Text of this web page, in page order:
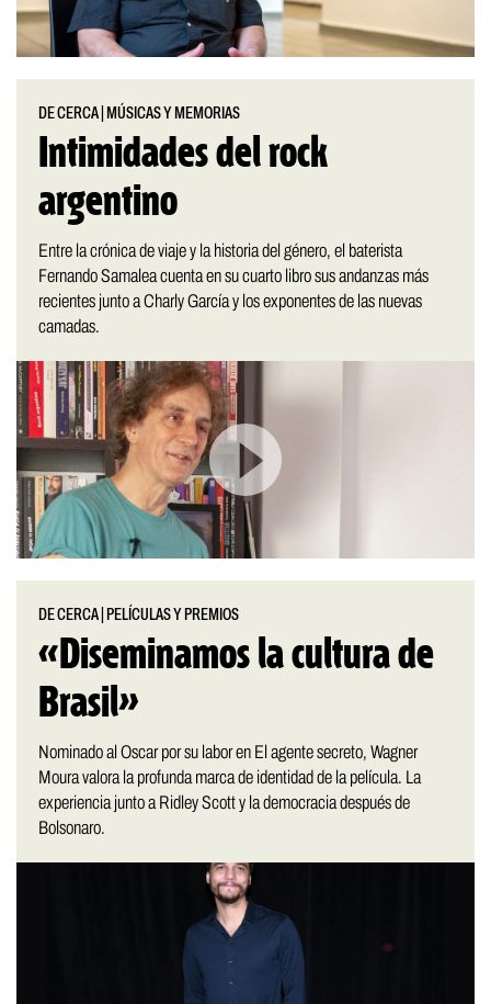
DE CERCA MÚSICAS Y MEMORIAS
Intimidades del rock
argentino
Entre la crónica de viaje y la historia del género, el baterista
Fernando Samalea cuenta en su cuarto libro sus andanzas más
recientes junto a Charly García y los exponentes de las nuevas
camadas.
DE CERCA PELÍCULAS Y PREMIOS
«Diseminamos la cultura de
Brasil»
Nominado al Oscar por su labor en El agente secreto, Wagner
Moura valora la profunda marca de identidad de la película. La
experiencia junto a Ridley Scott y la democracia después de
Bolsonaro.